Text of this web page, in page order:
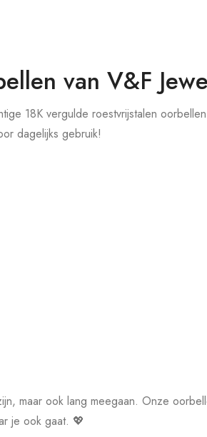
van V&F
18K vergulde roestvrijstalen
dagelijks gebruik!
maar ook lang meegaan. Onze
je ook gaat. 💖